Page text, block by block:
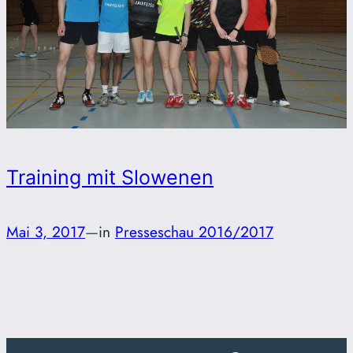
Training mit Slowenen
Mai 3, 2017—in Presseschau 2016/2017